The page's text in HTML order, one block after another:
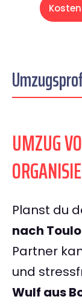
UMZUG
Planst du
nach
Partner
und
Wulf aus